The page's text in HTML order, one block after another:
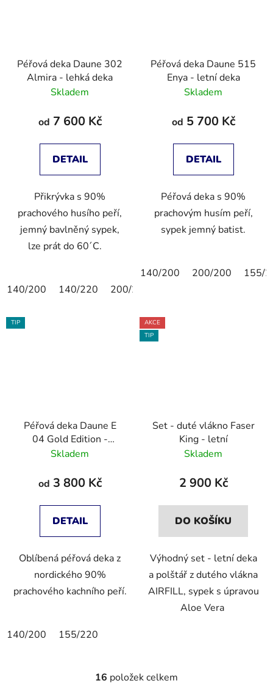
Péřová deka Daune 302
Almira - lehká deka
Skladem
od 7 600 Kč
DETAIL
Přikrývka s 90%
prachového husího peří,
jemný bavlněný sypek,
lze prát do 60´C.
140/200 140/220 200/200
Péřová deka Daune 515
Enya - letní deka
Skladem
od 5 700 Kč
DETAIL
Péřová deka s 90%
prachovým husím peří,
sypek jemný batist.
140/200 200/200 155/
TIP
Péřová deka Daune E
04 Gold Edition -
Superlight
Skladem
od 3 800 Kč
DETAIL
Oblíbená péřová deka z
nordického 90%
prachového kachního peří.
140/200 155/220
AKCE
TIP
Set - duté vlákno Faser
King - letní
Skladem
2 900 Kč
DO KOŠÍKU
Výhodný set - letní deka
a polštář z dutého vlákna
AIRFILL, sypek s úpravou
Aloe Vera
16 položek celkem